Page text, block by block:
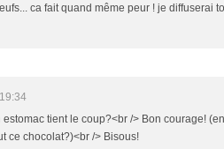
ca fait quand même peur ! je diffuserai
tient le coup?<br /> Bon courage!
ce chocolat?)<br /> Bisous!